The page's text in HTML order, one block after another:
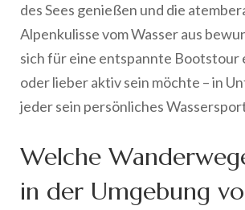
des Sees genießen und die
Alpenkulisse vom Wasser aus
sich für eine entspannte Bootstour
oder lieber aktiv sein möchte – in
jeder sein persönliches
Welche
in der Umgebung